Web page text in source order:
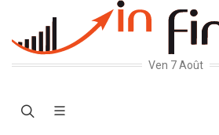
Ven 7 Août